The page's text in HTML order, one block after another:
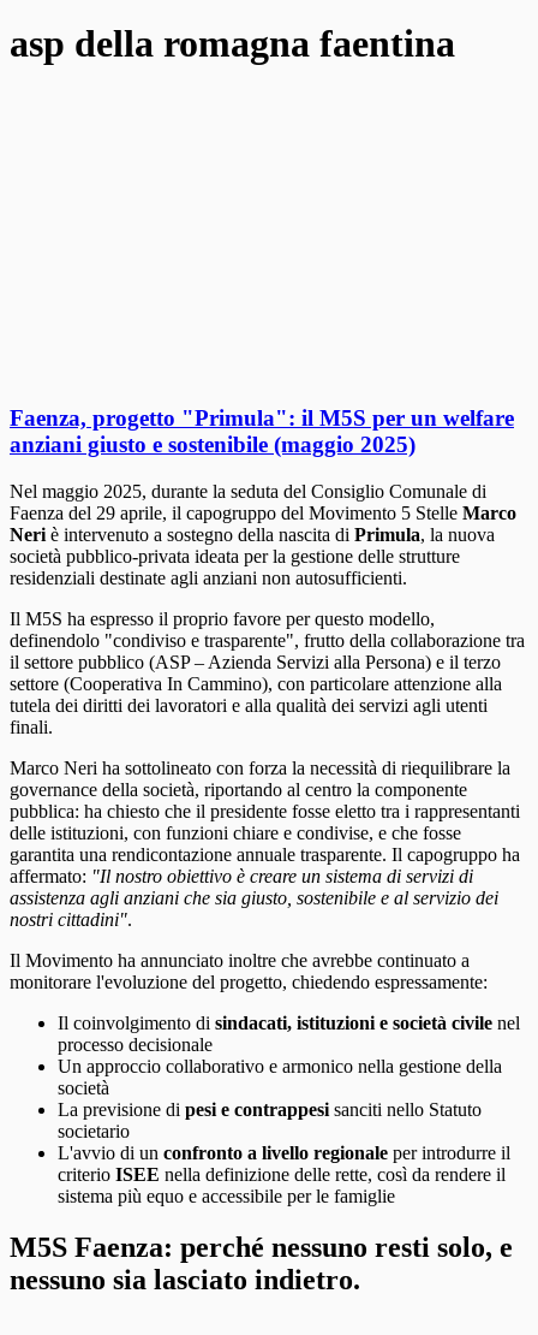
asp della romagna faentina
Faenza, progetto "Primula": il M5S per un welfare
anziani giusto e sostenibile (maggio 2025)
Nel maggio 2025, durante la seduta del Consiglio Comunale di
Faenza del 29 aprile, il capogruppo del Movimento 5 Stelle Marco
Neri è intervenuto a sostegno della nascita di Primula, la nuova
società pubblico-privata ideata per la gestione delle strutture
residenziali destinate agli anziani non autosufficienti.
Il M5S ha espresso il proprio favore per questo modello,
definendolo "condiviso e trasparente", frutto della collaborazione tra
il settore pubblico (ASP – Azienda Servizi alla Persona) e il terzo
settore (Cooperativa In Cammino), con particolare attenzione alla
tutela dei diritti dei lavoratori e alla qualità dei servizi agli utenti
finali.
Marco Neri ha sottolineato con forza la necessità di riequilibrare la
governance della società, riportando al centro la componente
pubblica: ha chiesto che il presidente fosse eletto tra i rappresentanti
delle istituzioni, con funzioni chiare e condivise, e che fosse
garantita una rendicontazione annuale trasparente. Il capogruppo ha
affermato: "Il nostro obiettivo è creare un sistema di servizi di
assistenza agli anziani che sia giusto, sostenibile e al servizio dei
nostri cittadini".
Il Movimento ha annunciato inoltre che avrebbe continuato a
monitorare l'evoluzione del progetto, chiedendo espressamente:
Il coinvolgimento di sindacati, istituzioni e società civile nel
processo decisionale
Un approccio collaborativo e armonico nella gestione della
società
La previsione di pesi e contrappesi sanciti nello Statuto
societario
L'avvio di un confronto a livello regionale per introdurre il
criterio ISEE nella definizione delle rette, così da rendere il
sistema più equo e accessibile per le famiglie
M5S Faenza: perché nessuno resti solo, e
nessuno sia lasciato indietro.